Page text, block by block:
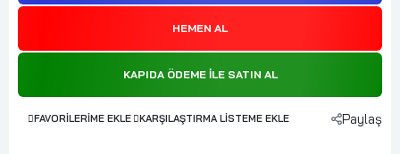
HEMEN AL
KAPIDA ÖDEME ILE SATIN AL
FAVORILERIME EKLE KARŞILAŞTIRMA LISTEME EKLE Paylaş